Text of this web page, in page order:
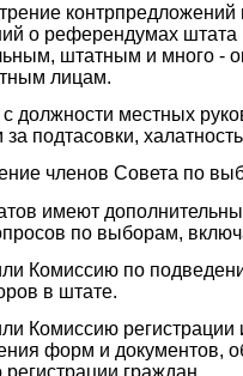
контрпредложений
о референдумах штата
штатным и много -
лицам.
должности местных
подтасовки,
членов Совета по
имеют
по выборам,
Комиссию по
в штате.
Комиссию регистрации
форм и документов,